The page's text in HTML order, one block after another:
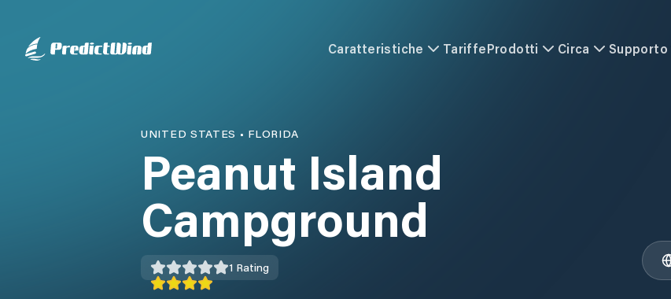
Caratteristiche TariffeProdotti Circa Supporto
UNITED STATES • FLORIDA
Peanut Island
Campground
1 Rating